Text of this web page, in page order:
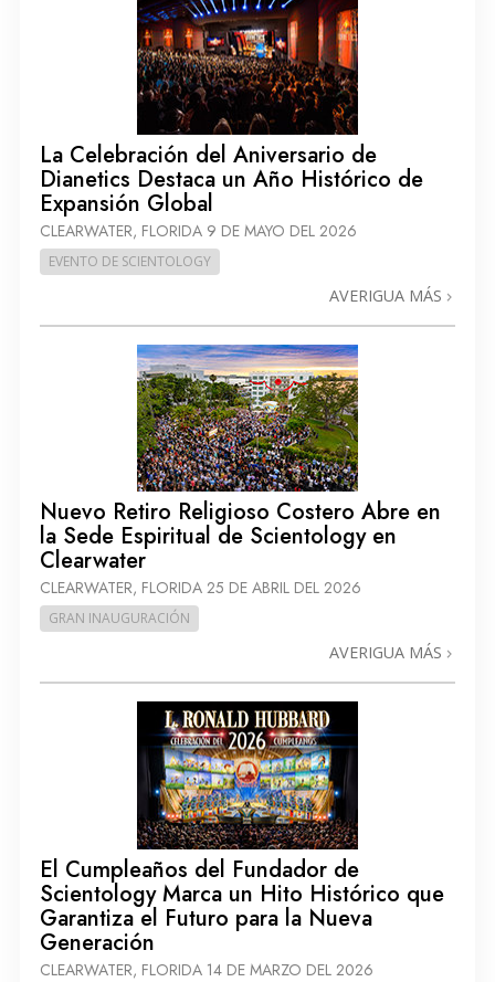
La Celebración del Aniversario de
Dianetics Destaca un Año Histórico de
Expansión Global
CLEARWATER, FLORIDA 9 DE MAYO DEL 2026
EVENTO DE SCIENTOLOGY
AVERIGUA MÁS
Nuevo Retiro Religioso Costero Abre en
la Sede Espiritual de Scientology en
Clearwater
CLEARWATER, FLORIDA 25 DE ABRIL DEL 2026
GRAN INAUGURACIÓN
AVERIGUA MÁS
El Cumpleaños del Fundador de
Scientology Marca un Hito Histórico que
Garantiza el Futuro para la Nueva
Generación
CLEARWATER, FLORIDA 14 DE MARZO DEL 2026